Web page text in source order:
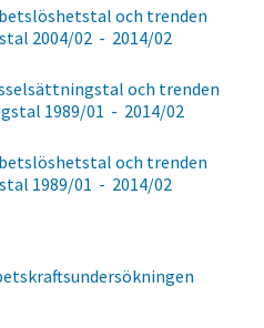
och trenden
2004/02 - 2014/02
och trenden
1989/01 - 2014/02
och trenden
1989/01 - 2014/02